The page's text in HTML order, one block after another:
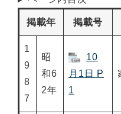
掲載年 掲載号
1
9
8
7
昭
和6
2年
10
月1日 P
1